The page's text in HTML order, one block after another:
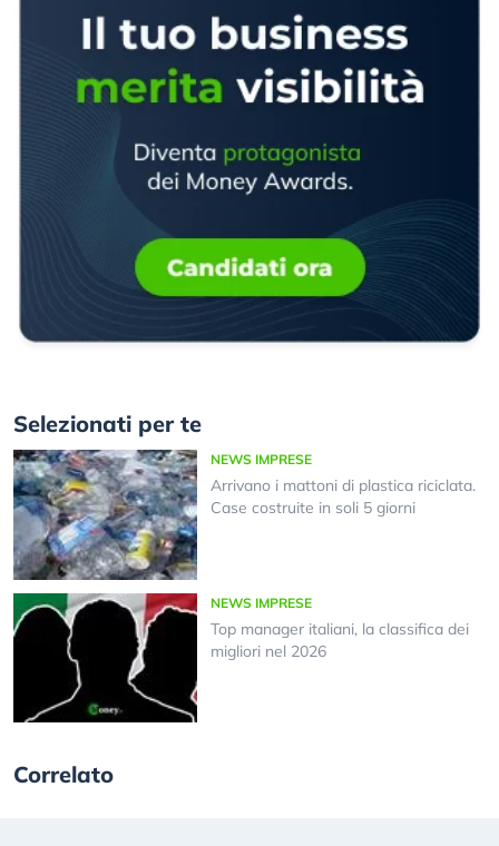
Selezionati per te
NEWS IMPRESE
Arrivano i mattoni di plastica riciclata.
Case costruite in soli 5 giorni
NEWS IMPRESE
Top manager italiani, la classifica dei
migliori nel 2026
Correlato